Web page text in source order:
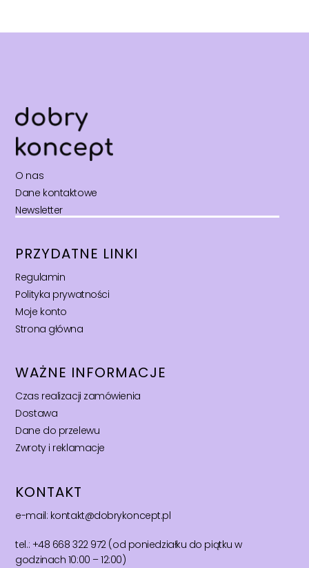
O nas
Dane kontaktowe
Newsletter
PRZYDATNE LINKI
Regulamin
Polityka prywatności
Moje konto
Strona główna
WAŻNE INFORMACJE
Czas realizacji zamówienia
Dostawa
Dane do przelewu
Zwroty i reklamacje
KONTAKT
e-mail: kontakt@dobrykoncept.pl
tel.: +48 668 322 972 (od poniedziałku do piątku w
godzinach 10:00 – 12:00)